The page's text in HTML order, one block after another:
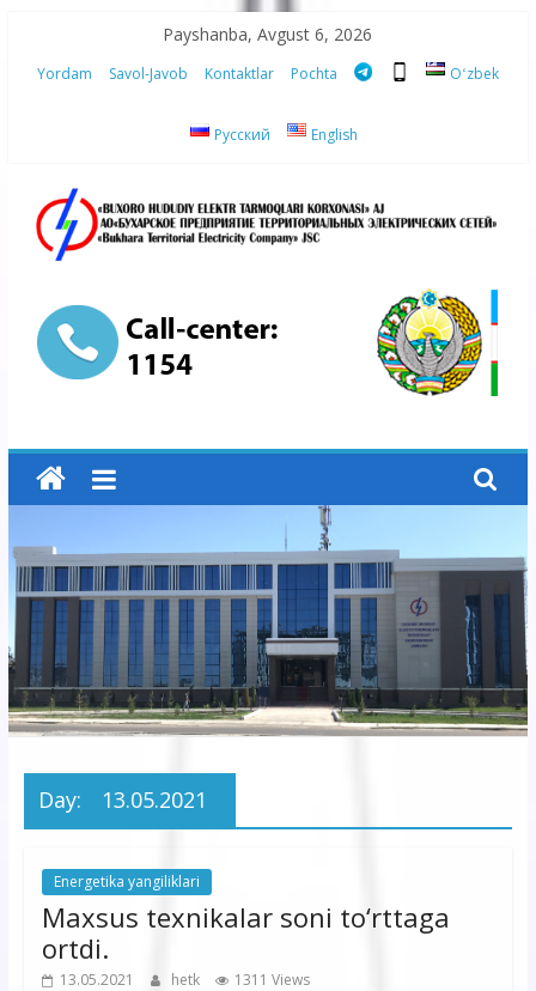
content
Payshanba, Avgust 6, 2026
Yordam Savol-Javob Kontaktlar Pochta Oʻzbek
Русский English
“Buxoro
hududiy
elektr
tarmoqlari
korxonasi”
AJ
“Buxoro
hududiy
korxonasi”
Day: 13.05.2021
Energetika yangiliklari
Maxsus texnikalar soni to‘rttaga
ortdi.
13.05.2021 hetk 1311 Views